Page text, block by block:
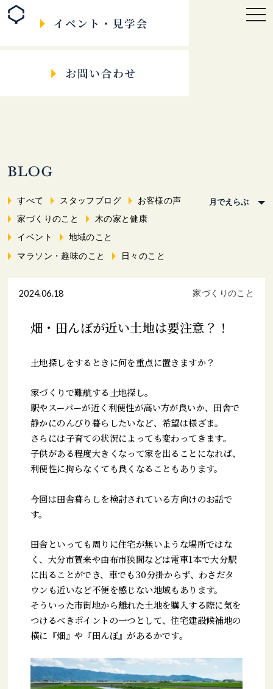
すべて スタッフブログ
お客様の声
家づくりのこと
木の家と健康
イベント
地域のこと
マラソン・趣味のこと
日々のこと
2024.06.18 家づくりのこと
畑・田んぼが近い土地は要注意？！
土地探しをするときに何を重点に置きますか？
家づくりで難航する土地探し。
駅やスーパーが近く利便性が高い方が良いか、田舎で
静かにのんびり暮らしたいなど、希望は様ざま。
さらには子育ての状況によっても変わってきます。
子供がある程度大きくなって家を出ることになれば、
利便性に拘らなくても良くなることもあります。
今回は田舎暮らしを検討されている方向けのお話で
す。
田舎といっても周りに住宅が無いような場所ではな
く、大分市賀来や由布市狭間などは電車1本で大分駅
に出ることができ、車でも30分掛からず、わさだタ
ウンも近いなど不便を感じない地域もあります。
そういった市街地から離れた土地を購入する際に気を
つけるべきポイントの一つとして、住宅建設候補地の
横に『畑』や『田んぼ』があるかです。